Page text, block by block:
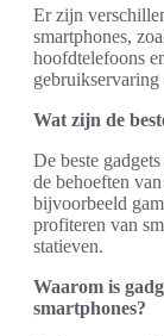
Er zijn
smartphones,
hoofdtelefoons
Wat zijn de
De beste
de behoeften
bijvoorbeeld
profiteren van
statieven.
Waarom is
smartphones?